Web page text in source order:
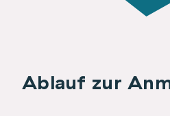
Ablauf zur